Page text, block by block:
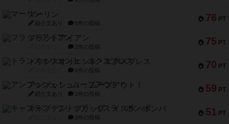
76 PT
マーリン
紹介文あり 6件の投稿
75 PT
フラットアイアン
2件の投稿
70 PT
トランスオリエント・エクスプレス
1件の投稿
59 PT
アンブッシュ！：ムーブアウト！
紹介文あり 1件の投稿
51 PT
キャプテン・フリップ：イスラ・ボンバ
2件の投稿